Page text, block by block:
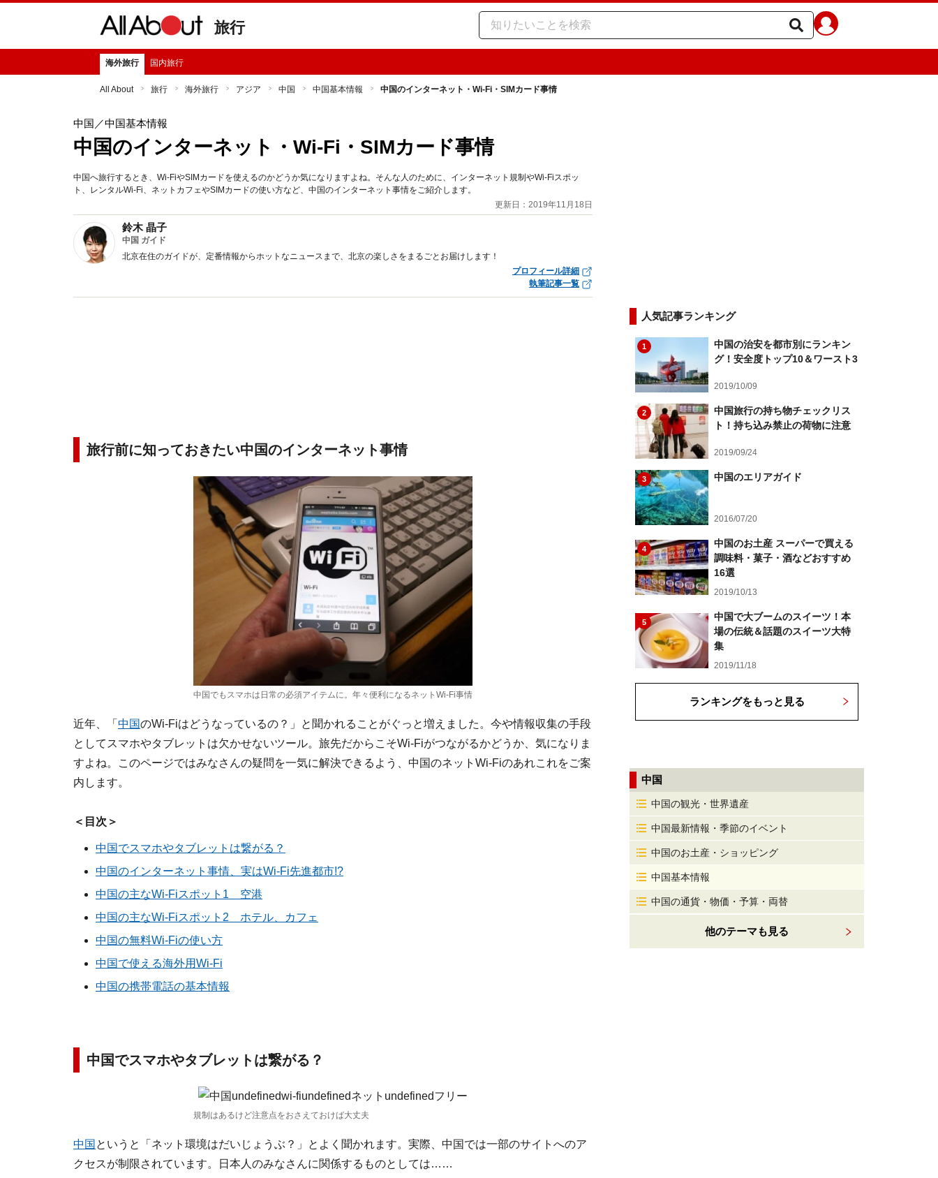
旅行
海外旅行 国内旅行
All About 旅行 海外旅行 アジア 中国 中国基本情報 中国のインターネット・Wi-Fi・SIMカード事情
中国 ／中国基本情報
中国のインターネット・Wi-Fi・SIMカード事情
中国へ旅行するとき、Wi-FiやSIMカードを使えるのかどうか気になりますよね。そんな人のために、インターネット規制やWi-Fiスポッ
ト、レンタルWi-Fi、ネットカフェやSIMカードの使い方など、中国のインターネット事情をご紹介します。
更新日：2019年11月18日
鈴木 晶子
中国 ガイド
北京在住のガイドが、定番情報からホットなニュースまで、北京の楽しさをまるごとお届けします！
プロフィール詳細
執筆記事一覧
旅行前に知っておきたい中国のインターネット事情
中国でもスマホは日常の必須アイテムに。年々便利になるネットWi-Fi事情
近年、「 中国のWi-Fiはどうなっているの？」と聞かれることがぐっと増えました。今や情報収集の手段
としてスマホやタブレットは欠かせないツール。旅先だからこそWi-Fiがつながるかどうか、気になりま
すよね。このページではみなさんの疑問を一気に解決できるよう、中国のネットWi-Fiのあれこれをご案
内します。
＜目次＞
中国でスマホやタブレットは繋がる？
中国のインターネット事情、実はWi-Fi先進都市!?
中国の主なWi-Fiスポット1 空港
中国の主なWi-Fiスポット2 ホテル、カフェ
中国の無料Wi-Fiの使い方
中国で使える海外用Wi-Fi
中国の携帯電話の基本情報
中国でスマホやタブレットは繋がる？
規制はあるけど注意点をおさえておけば大丈夫
中国 というと「ネット環境はだいじょうぶ？」とよく聞かれます。実際、中国では一部のサイトへのア
クセスが制限されています。日本人のみなさんに関係するものとしては……
人気記事ランキング
1
中国の治安を都市別にランキン
グ！安全度トップ10＆ワースト3
2019/10/09
2
中国旅行の持ち物チェックリス
ト！持ち込み禁止の荷物に注意
2019/09/24
3 中国のエリアガイド
2016/07/20
4
中国のお土産 スーパーで買える
調味料・菓子・酒などおすすめ
16選
2019/10/13
5
中国で大ブームのスイーツ！本
場の伝統＆話題のスイーツ大特
集
2019/11/18
ランキングをもっと見る
中国
中国の観光・世界遺産
中国最新情報・季節のイベント
中国のお土産・ショッピング
中国基本情報
中国の通貨・物価・予算・両替
他のテーマも見る